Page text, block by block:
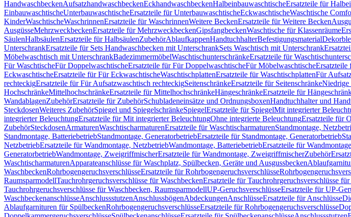
HandwaschbeckenAufsatzhandwaschbeckenEckhandwaschbeckenHalbeinbauwaschtischeErsatzteile für
EinbauwaschtischeUnterbauwaschtischeErsatzteile für UnterbauwaschtischeEckwaschtischeWaschtische
KinderWaschtischeWaschrinnenErsatzteile für WaschrinnenWeitere BeckenErsatzteile für Weitere Becken
AusgüsseMehrzweckbeckenErsatzteile für MehrzweckbeckenGipsfangbeckenWaschtische für Klassenräume
SäulenHalbsäulenErsatzteile für HalbsäulenZubehörAblaufkappenHandtuchhalterBefestigungsmaterial
UnterschrankErsatzteile für Sets Handwaschbecken mit UnterschrankSets Waschtisch mit Unterschrank
Möbelwaschtisch mit UnterschrankBadezimmermöbelWaschtischunterschränkeErsatzteile für
Für WaschtischeFür DoppelwaschtischeErsatzteile für Für DoppelwaschtischeFür MöbelwaschtischeErsatzteile
EckwaschtischeErsatzteile für Für EckwaschtischeWaschtischplattenErsatzteile für WaschtischplattenFür
rechteckigErsatzteile für Für Aufsatzwaschtisch rechteckigSeitenschränkeErsatzteile für SeitenschränkeNiedrige
HochschränkeMittelhochschränkeErsatzteile für MittelhochschränkeHängeschränkeErsatzteile für
WandablagenZubehörErsatzteile für ZubehörSchubladeneinsätze und OrdnungsboxenHandtuchhalter und
SteckdosenWeiteres ZubehörSpiegel und SpiegelschränkeSpiegelErsatzteile für SpiegelMit integrierter
integrierter BeleuchtungErsatzteile für Mit integrierter BeleuchtungOhne integrierte BeleuchtungErsatzteile für
ZubehörSteckdosenArmaturenWaschtischarmaturenErsatzteile für WaschtischarmaturenStandmontage,
Standmontage, BatteriebetriebStandmontage, GeneratorbetriebErsatzteile für Standmontage, Generatorbetrieb
NetzbetriebErsatzteile für Wandmontage, NetzbetriebWandmontage, BatteriebetriebErsatzteile für
GeneratorbetriebWandmontage, ZweigriffmischerErsatzteile für Wandmontage, ZweigriffmischerZubehör
WaschtischarmaturenApparateanschlüsse für Waschplatz, Spülbecken, Geräte und Ausgussbecken
WaschbeckenRohrbogengeruchsverschlüsseErsatzteile für Rohrbogengeruchsverschlüsse
RaumsparmodellTauchrohrgeruchsverschlüsse für WaschbeckenErsatzteile für Tauchrohrgeruchsverschlüsse für
Tauchrohrgeruchsverschlüsse für Waschbecken, RaumsparmodellUP-GeruchsverschlüsseErsatzteile für UP-
WaschbeckenanschlüsseAnschlussstutzenAnschlussbögenAbdeckungenAnschlüsseErsatzteile für Anschlüsse
Ablaufgarnituren für SpülbeckenRohrbogengeruchsverschlüsseErsatzteile für Rohrbogengeruchsverschlüsse